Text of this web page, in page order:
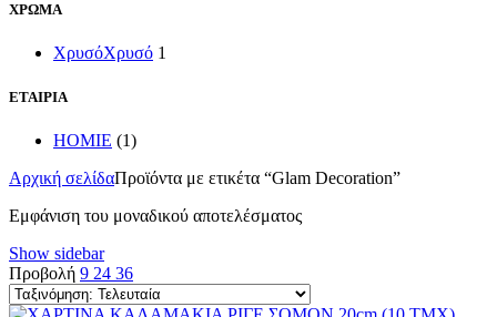
ΧΡΩΜΑ
ΧρυσόΧρυσό 1
ΕΤΑΙΡΙΑ
HOMIE (1)
Αρχική σελίδαΠροϊόντα με ετικέτα “Glam Decoration”
Εμφάνιση του μοναδικού αποτελέσματος
Show sidebar
Προβολή 9 24 36